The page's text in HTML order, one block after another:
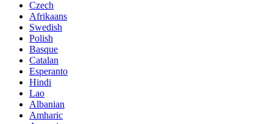
Czech
Afrikaans
Swedish
Polish
Basque
Catalan
Esperanto
Hindi
Lao
Albanian
Amharic